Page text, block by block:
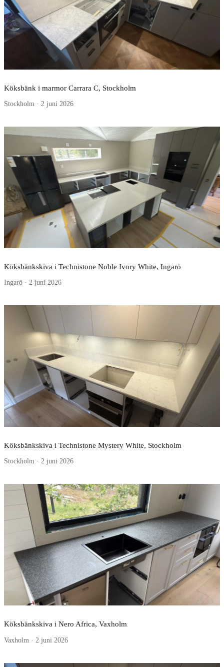
Köksbänk i marmor Carrara C, Stockholm
Stockholm · 2 juni 2026
Köksbänkskiva i Technistone Noble Ivory White, Ingarö
Ingarö · 2 juni 2026
Köksbänkskiva i Technistone Mystery White, Stockholm
Stockholm · 2 juni 2026
Köksbänkskiva i Nero Africa, Vaxholm
Vaxholm · 2 juni 2026